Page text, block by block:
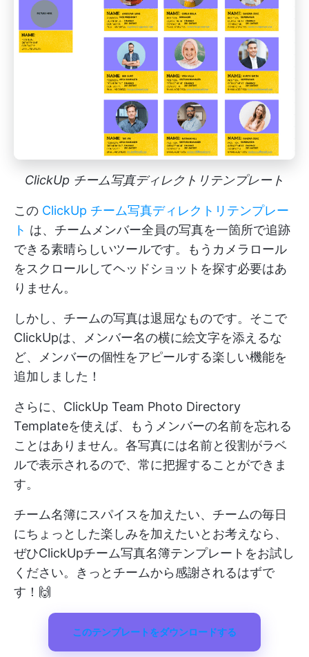
ClickUp チーム写真ディレクトリテンプレート
この ClickUp チーム写真ディレクトリテンプレー
ト は、チームメンバー全員の写真を一箇所で追跡
できる素晴らしいツールです。もうカメラロール
をスクロールしてヘッドショットを探す必要はあ
りません。
しかし、チームの写真は退屈なものです。そこで
ClickUpは、メンバー名の横に絵文字を添えるな
ど、メンバーの個性をアピールする楽しい機能を
追加しました！
さらに、ClickUp Team Photo Directory
Templateを使えば、もうメンバーの名前を忘れる
ことはありません。各写真には名前と役割がラベ
ルで表示されるので、常に把握することができま
す。
チーム名簿にスパイスを加えたい、チームの毎日
にちょっとした楽しみを加えたいとお考えなら、
ぜひClickUpチーム写真名簿テンプレートをお試し
ください。きっとチームから感謝されるはずで
す！🙌
このテンプレートをダウンロードする